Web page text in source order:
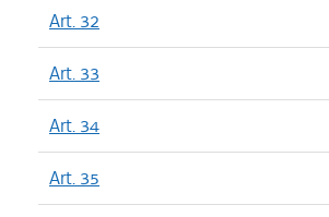
Art. 32
Art. 33
Art. 34
Art. 35